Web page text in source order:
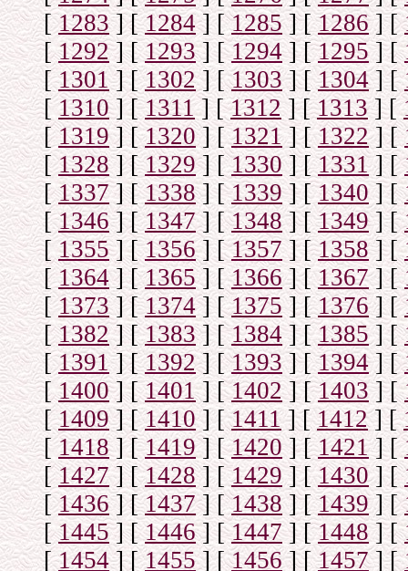
[1283] [1284] [1285] [1286] [
[1292] [1293] [1294] [1295] [
[1301] [1302] [1303] [1304] [
[1310] [1311] [1312] [1313] [
[1319] [1320] [1321] [1322] [
[1328] [1329] [1330] [1331] [
[1337] [1338] [1339] [1340] [
[1346] [1347] [1348] [1349] [
[ 1355] [1356] [1357] [1358] [
[1364] [1365] [1366] [1367] [
[1373] [1374] [1375 ] [1376] [
[1382] [1383] [1384] [1385] [
[1391] [1392] [1393] [1394] [
[1400] [1401] [1402] [1403] [
[1409] [1410] [1411] [1412] [
[1418] [1419] [1420 ] [1421] [
[1427] [1428] [1429] [1430] [
[1436] [1437] [1438] [1439] [
[1445] [1446] [1447] [1448] [
[1454] [1455] [1456] [1457] [